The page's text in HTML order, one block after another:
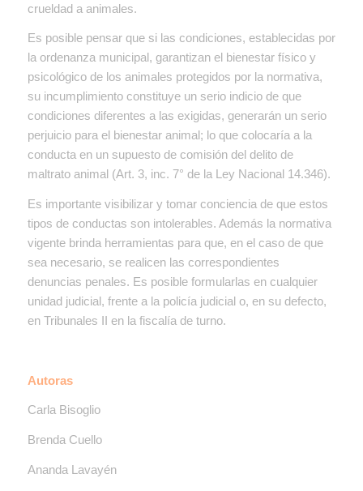
crueldad a animales.
Es posible pensar que si las condiciones, establecidas por
la ordenanza municipal, garantizan el bienestar físico y
psicológico de los animales protegidos por la normativa,
su incumplimiento constituye un serio indicio de que
condiciones diferentes a las exigidas, generarán un serio
perjuicio para el bienestar animal; lo que colocaría a la
conducta en un supuesto de comisión del delito de
maltrato animal (Art. 3, inc. 7° de la Ley Nacional 14.346).
Es importante visibilizar y tomar conciencia de que estos
tipos de conductas son intolerables. Además la normativa
vigente brinda herramientas para que, en el caso de que
sea necesario, se realicen las correspondientes
denuncias penales. Es posible formularlas en cualquier
unidad judicial, frente a la policía judicial o, en su defecto,
en Tribunales II en la fiscalía de turno.
Autoras
Carla Bisoglio
Brenda Cuello
Ananda Lavayén